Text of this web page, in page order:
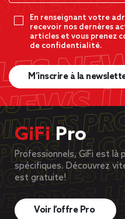
En renseignant votre
recevoir nos dernères
articles et vous prenez
de confidentialité.
M’inscrire à la
GiFiPro
Professionnels, GiFi est là
spécifiques. Découvrez
est gratuite!
Voir l’offre Pro